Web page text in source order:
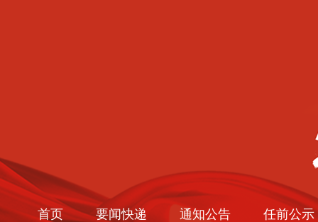
首页 要闻快递 通知公告 任前公示